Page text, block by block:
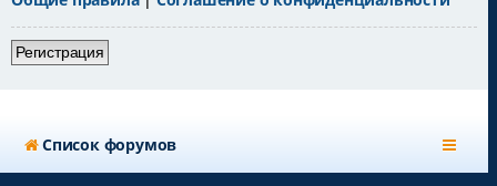
Регистрация
Список форумов